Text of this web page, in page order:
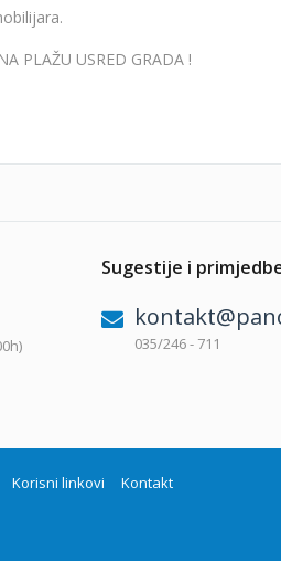
PLAŽU USRED GRADA !
Sugestije i
035/246 - 711
Korisni linkovi Kontakt